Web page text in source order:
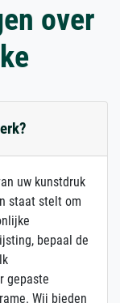
over
uw kunstdruk
staat stelt om
bepaal de
gepaste
Wij bieden